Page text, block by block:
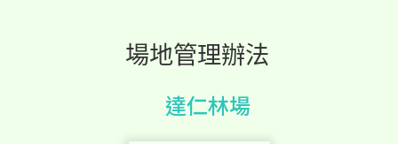
場地管理辦法
達仁林場